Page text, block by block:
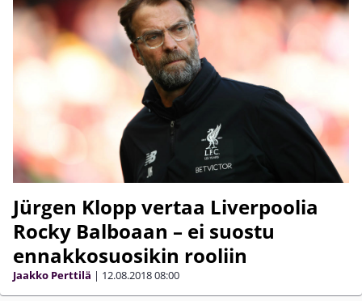
Jürgen Klopp vertaa Liverpoolia
Rocky Balboaan – ei suostu
ennakkosuosikin rooliin
Jaakko Perttilä | 12.08.201808:00